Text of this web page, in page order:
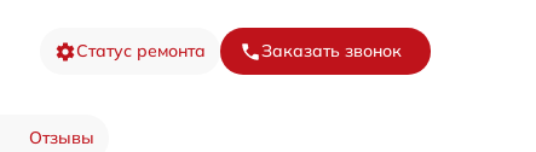
Статус ремонта Заказать звонок
Отзывы